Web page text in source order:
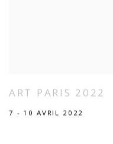
ART PARIS 2022
7 - 10 AVRIL 2022